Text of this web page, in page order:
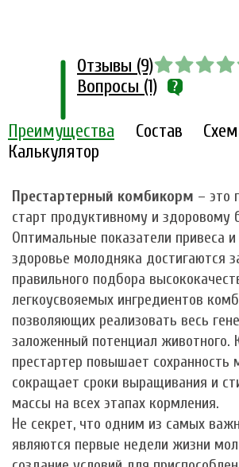
Преимущества Состав
Калькулятор
Отзывы (9)
Вопросы (1)
Престартерный комбикорм – это
старт продуктивному и
Оптимальные показатели привеса и
здоровье молодняка достигаются
правильного подбора
легкоусвояемых ингредиентов
позволяющих реализовать весь
заложенный потенциал животного.
престартер повышает сохранность
сокращает сроки выращивания и
массы на всех этапах кормления.
Не секрет, что одним из самых
являются первые недели жизни